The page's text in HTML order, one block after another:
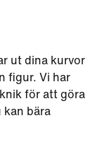
ut dina kurvor
figur. Vi har
för att göra
kan bära